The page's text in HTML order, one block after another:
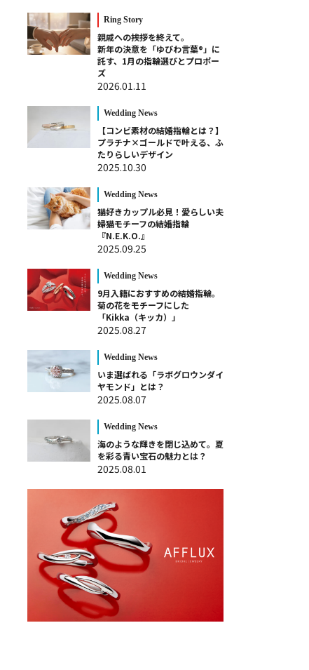
Ring Story
親戚への挨拶を終えて。
新年の決意を「ゆびわ言葉®」に
託す、1月の指輪選びとプロポー
ズ
2026.01.11
Wedding News
【コンビ素材の結婚指輪とは？】
プラチナ×ゴールドで叶える、ふ
たりらしいデザイン
2025.10.30
Wedding News
猫好きカップル必見！愛らしい夫
婦猫モチーフの結婚指輪
『N.E.K.O.』
2025.09.25
Wedding News
9月入籍におすすめの結婚指輪。
菊の花をモチーフにした
「Kikka（キッカ）」
2025.08.27
Wedding News
いま選ばれる「ラボグロウンダイ
ヤモンド」とは？
2025.08.07
Wedding News
海のような輝きを閉じ込めて。夏
を彩る青い宝石の魅力とは？
2025.08.01